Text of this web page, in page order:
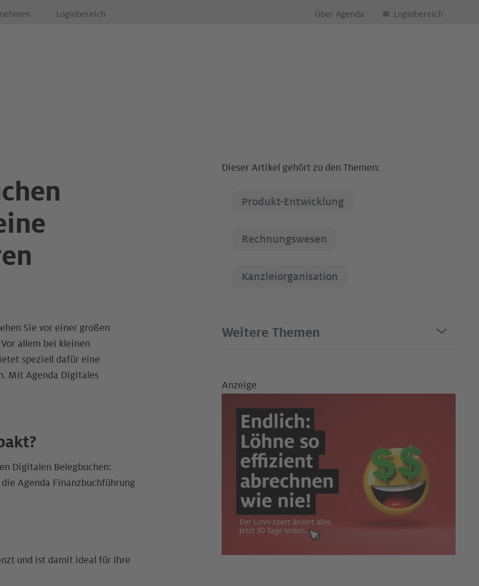
Loginbereich
Über Agenda
Loginbereich
Sie vor einer großen
allem bei kleinen
speziell dafür eine
Mit Agenda Digitales
Digitalen Belegbuchen:
Agenda Finanzbuchführung
und ist damit ideal für Ihre
Dieser Artikel gehört zu den Themen:
Produkt-Entwicklung
Rechnungswesen
Kanzleiorganisation
Weitere Themen
Anzeige